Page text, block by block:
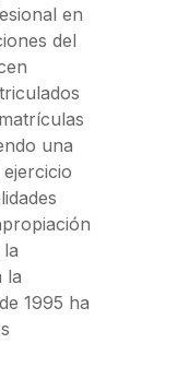
en
del
una
la
1995 ha